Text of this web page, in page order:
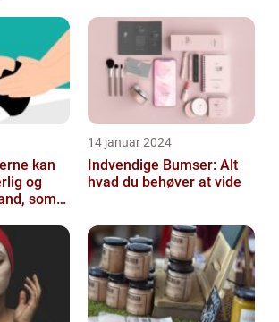
kan
og
som
14 januar 2024
Indvendige Bumser: Alt
hvad du behøver at vide